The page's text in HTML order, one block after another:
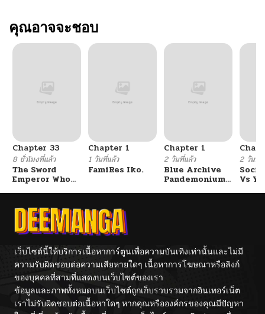
ตอนที่ 13
ตอนที่ 9 07/01/2026
ตอนที่ 8
ตอนที่ 7
ตอนที่ 6 07/01/2026
ตอนที่ 5 07/01/2026
คุณอาจจะชอบ
Chapter 33
8 ชั่วโมงที่แล้ว
The Sword
Emperor Who
จักรพรรดิเทพดาบ
ผงาดเหนือชาติภพ
Chapter 1
1 วันที่แล้ว
FamiRes Iko.
Chapter 1
2 วันที่แล้ว
Blue Archive
Pandemonium
2 วันที่แ
Vs
เว็บไซต์นี้ให้บริการเนื้อหาการ์ตูนเพื่อความบันเทิงเท่านั้นและไม่มี
ความรับผิดชอบต่อความเสียหายใดๆ เนื้อหาการโฆษณาหรือลิงก์
ของบุคคลที่สามที่แสดงบนเว็บไซต์ของเรา
ข้อมูลและภาพทั้งหมดบนเว็บไซต์ถูกเก็บรวบรวมจากอินเทอร์เน็ต
เราไม่รับผิดชอบต่อเนื้อหาใดๆ หากคุณหรือองค์กรของคุณมีปัญหา